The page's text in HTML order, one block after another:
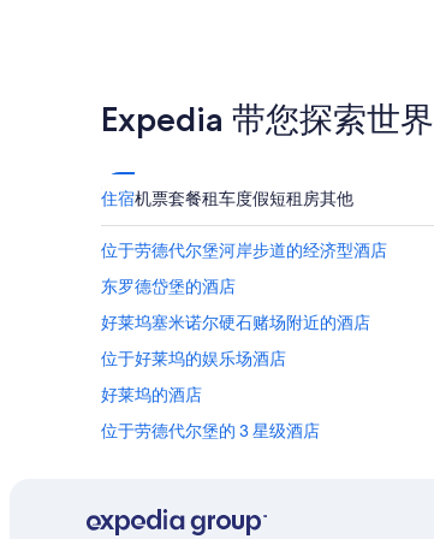
Expedia 带您探索世界
住宿机票套餐租车度假短租房其他
位于劳德代尔堡河岸步道的经济型酒店
东罗德岱堡的酒店
好莱坞塞米诺尔硬石赌场附近的酒店
位于好莱坞的娱乐场酒店
好莱坞的酒店
位于劳德代尔堡的 3 星级酒店